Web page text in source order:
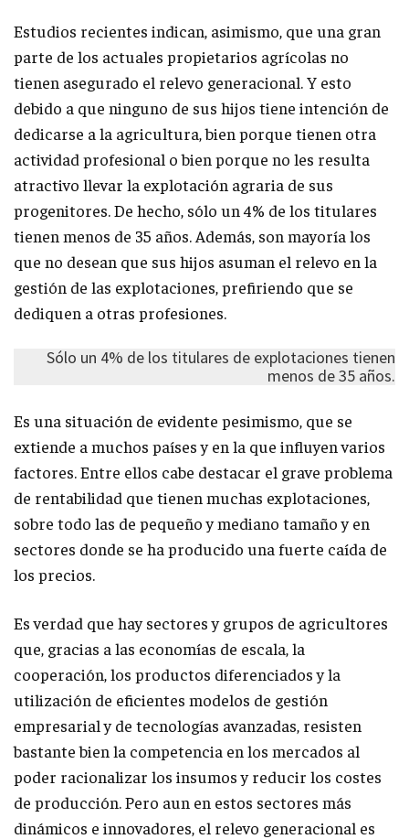
Estudios recientes indican, asimismo, que una gran
parte de los actuales propietarios agrícolas no
tienen asegurado el relevo generacional. Y esto
debido a que ninguno de sus hijos tiene intención de
dedicarse a la agricultura, bien porque tienen otra
actividad profesional o bien porque no les resulta
atractivo llevar la explotación agraria de sus
progenitores. De hecho, sólo un 4% de los titulares
tienen menos de 35 años. Además, son mayoría los
que no desean que sus hijos asuman el relevo en la
gestión de las explotaciones, prefiriendo que se
dediquen a otras profesiones.
Sólo un 4% de los titulares de explotaciones tienen
menos de 35 años.
Es una situación de evidente pesimismo, que se
extiende a muchos países y en la que influyen varios
factores. Entre ellos cabe destacar el grave problema
de rentabilidad que tienen muchas explotaciones,
sobre todo las de pequeño y mediano tamaño y en
sectores donde se ha producido una fuerte caída de
los precios.
Es verdad que hay sectores y grupos de agricultores
que, gracias a las economías de escala, la
cooperación, los productos diferenciados y la
utilización de eficientes modelos de gestión
empresarial y de tecnologías avanzadas, resisten
bastante bien la competencia en los mercados al
poder racionalizar los insumos y reducir los costes
de producción. Pero aun en estos sectores más
dinámicos e innovadores, el relevo generacional es